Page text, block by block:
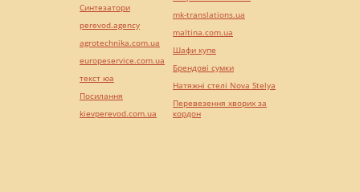
Синтезатори
perevod.agency
agrotechnika.com.ua
europeservice.com.ua
текст юа
Посилання
kievperevod.com.ua
mk-translations.ua
maltina.com.ua
Шафи купе
Брендові сумки
Натяжні стелі Nova Stelya
Перевезення хворих за
кордон